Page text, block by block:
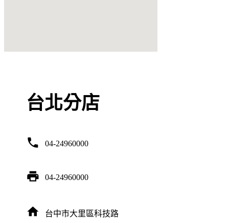
台北分店
phone 04-24960000
print 04-24960000
home 台中市大里區科技路